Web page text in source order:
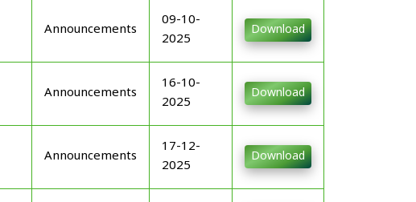
Announcements
09-10-
2025
Download
Announcements
16-10-
2025
Download
Announcements
17-12-
2025
Download